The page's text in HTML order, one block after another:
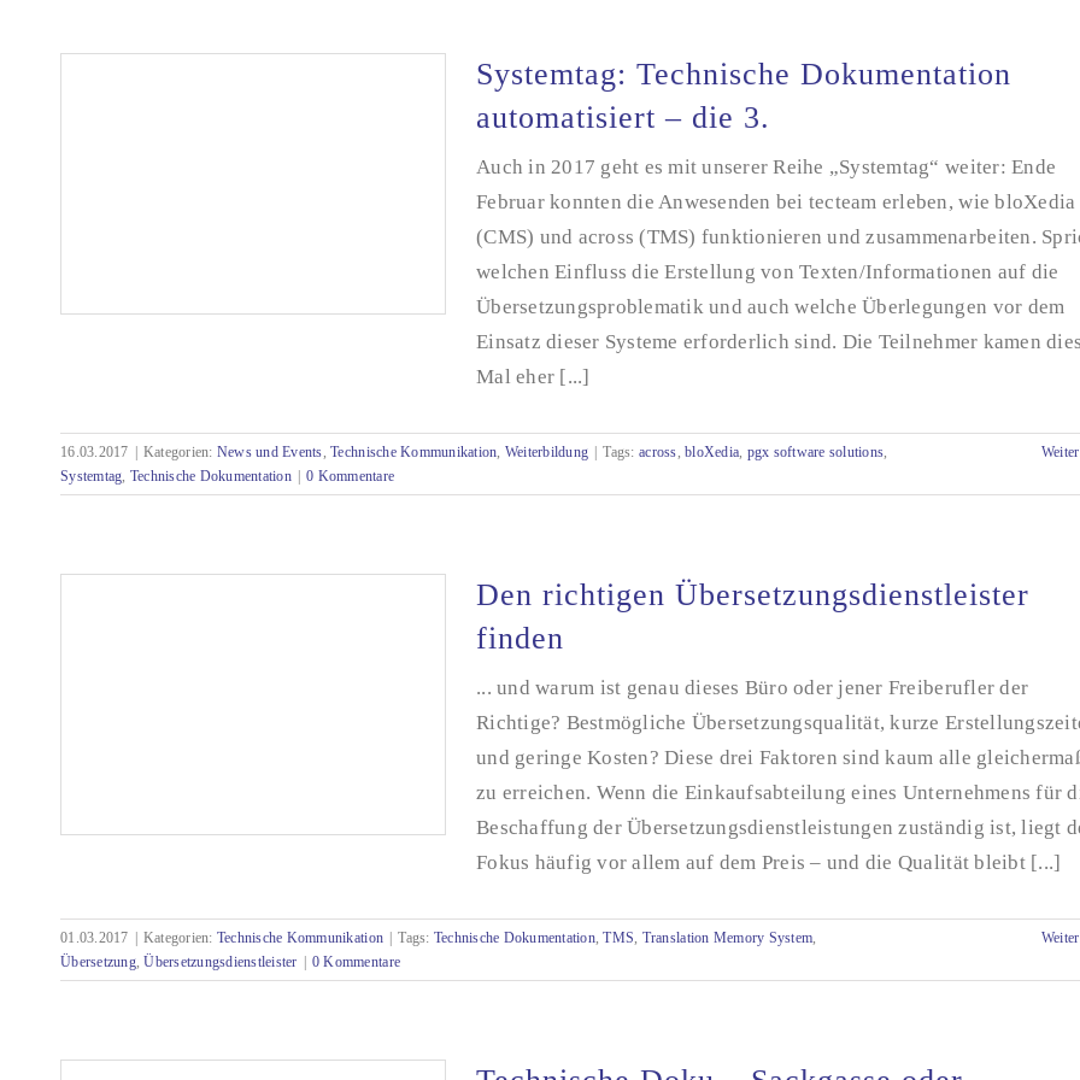
Systemtag: Technische Dokumentation
automatisiert – die 3.
Systemtag: Technische Dokumentation
automatisiert – die 3.
Auch in 2017 geht es mit unserer Reihe „Systemtag“ weiter: Ende
Februar konnten die Anwesenden bei tecteam erleben, wie bloXedia
(CMS) und across (TMS) funktionieren und zusammenarbeiten.
welchen Einfluss die Erstellung von Texten/Informationen auf die
Übersetzungsproblematik und auch welche Überlegungen vor dem
Einsatz dieser Systeme erforderlich sind. Die Teilnehmer kamen
Mal eher [...]
16.03.2017 Kategorien: News und Events,Technische Kommunikation, Weiterbildung Tags: across,bloXedia, pgx software solutions,
Systemtag, Technische Dokumentation 0 Kommentare
Den richtigen Übersetzungsdienstleister finden
Den richtigen Übersetzungsdienstleister
finden
... und warum ist genau dieses Büro oder jener Freiberufler der
Richtige? Bestmögliche Übersetzungsqualität, kurze
und geringe Kosten? Diese drei Faktoren sind kaum alle
zu erreichen. Wenn die Einkaufsabteilung eines Unternehmens für
Beschaffung der Übersetzungsdienstleistungen zuständig ist, liegt
Fokus häufig vor allem auf dem Preis – und die Qualität bleibt [...]
01.03.2017 Kategorien: Technische Kommunikation Tags: Technische Dokumentation,TMS, Translation Memory System,
Übersetzung,Übersetzungsdienstleister 0 Kommentare